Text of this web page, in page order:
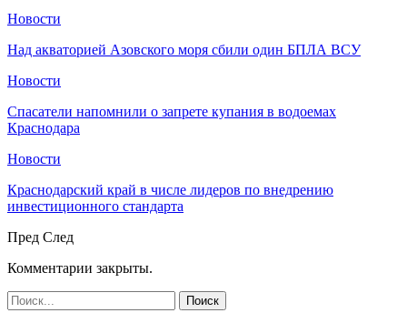
Новости
Над акваторией Азовского моря сбили один БПЛА ВСУ
Новости
Спасатели напомнили о запрете купания в водоемах
Краснодара
Новости
Краснодарский край в числе лидеров по внедрению
инвестиционного стандарта
Пред След
Комментарии закрыты.